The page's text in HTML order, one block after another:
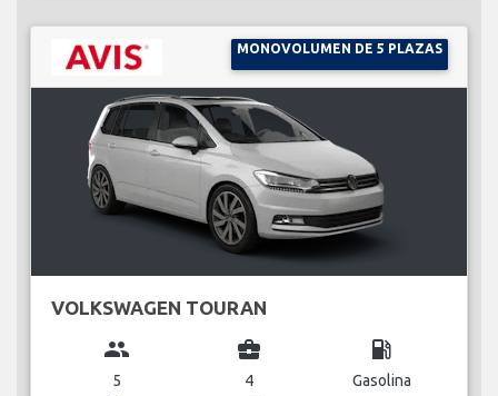
MONOVOLUMEN DE 5 PLAZAS
VOLKSWAGEN TOURAN
group
5
business_center
4
local_gas_station
Gasolina